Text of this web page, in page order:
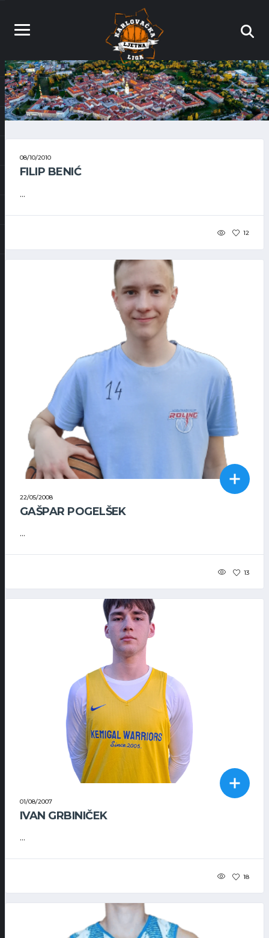
08/10/2010
FILIP BENIĆ
...
12
22/05/2008
GAŠPAR POGELŠEK
...
13
01/08/2007
IVAN GRBINIČEK
...
18